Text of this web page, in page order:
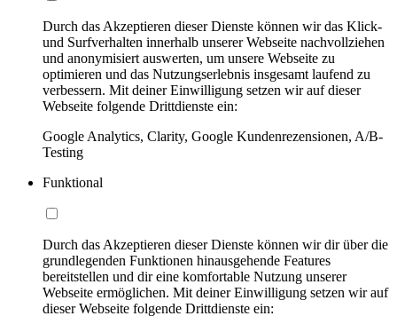
Durch das Akzeptieren dieser Dienste können wir das Klick-
und Surfverhalten innerhalb unserer Webseite nachvollziehen
und anonymisiert auswerten, um unsere Webseite zu
optimieren und das Nutzungserlebnis insgesamt laufend zu
verbessern. Mit deiner Einwilligung setzen wir auf dieser
Webseite folgende Drittdienste ein:
Google Analytics, Clarity, Google Kundenrezensionen, A/B-
Testing
Funktional
Durch das Akzeptieren dieser Dienste können wir dir über die
grundlegenden Funktionen hinausgehende Features
bereitstellen und dir eine komfortable Nutzung unserer
Webseite ermöglichen. Mit deiner Einwilligung setzen wir auf
dieser Webseite folgende Drittdienste ein: